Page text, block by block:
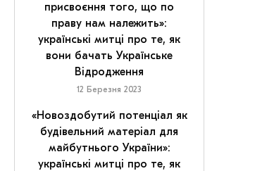
присвоєння того, що по
праву нам належить»:
українські митці про те, як
вони бачать Українське
Відродження
12 Березня 2023
«Новоздобутий потенціал як
будівельний матеріал для
майбутнього України»:
українські митці про те, як